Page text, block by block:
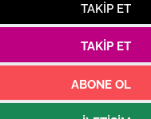
TAKIP ET
TAKIP ET
ABONE OL